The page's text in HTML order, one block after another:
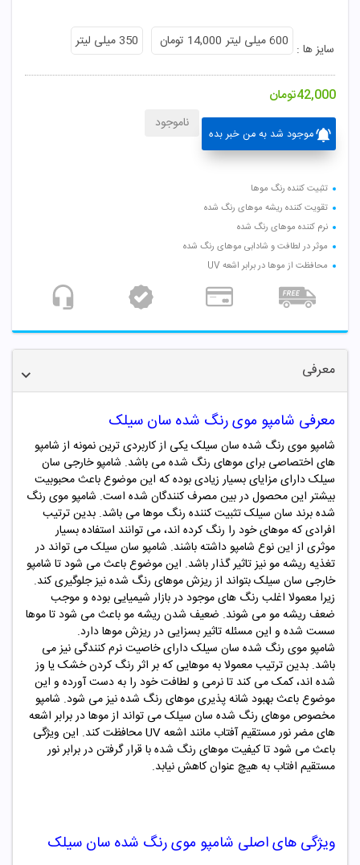
سایز ها : 600 میلی لیتر 14,000 تومان 350 میلی لیتر
42,000تومان
موجود شد به من خبر بده
ناموجود
تثبیت کننده رنگ موها
تقویت کننده ریشه موهای رنگ شده
نرم کننده موهای رنگ شده
موثر در لطافت و شادابی موهای رنگ شده
محافظت از موها در برابر اشعه UV
معرفی
معرفی شامپو موی رنگ شده سان سیلک
شامپو موی رنگ شده سان سیلک یکی از کاربردی ترین نمونه از شامپو
های اختصاصی برای موهای رنگ شده می باشد. شامپو خارجی سان
سیلک دارای مزایای بسیار زیادی بوده که این موضوع باعث محبوبیت
بیشتر این محصول در بین مصرف کنندگان شده است. شامپو موی رنگ
شده برند سان سیلک تثبیت کننده رنگ موها می باشد. بدین ترتیب
افرادی که موهای خود را رنگ کرده اند، می توانند استفاده بسیار
موثری از این نوع شامپو داشته باشند. شامپو سان سیلک می تواند در
تغذیه ریشه مو نیز تاثیر گذار باشد. این موضوع باعث می شود تا شامپو
خارجی سان سیلک بتواند از ریزش موهای رنگ شده نیز جلوگیری کند.
زیرا معمولا اغلب رنگ های موجود در بازار شیمیایی بوده و موجب
ضعف ریشه مو می شوند. ضعیف شدن ریشه مو باعث می شود تا موها
سست شده و این مسئله تاثیر بسزایی در ریزش موها دارد.
شامپو موی رنگ شده سان سیلک دارای خاصیت نرم کنندگی نیز می
باشد. بدین ترتیب معمولا به موهایی که بر اثر رنگ کردن خشک یا وز
شده اند، کمک می کند تا نرمی و لطافت خود را به دست آورده و این
موضوع باعث بهبود شانه پذیری موهای رنگ شده نیز می شود. شامپو
مخصوص موهای رنگ شده سان سیلک می تواند از موها در برابر اشعه
های مضر نور مستقیم آفتاب مانند اشعه UV محافظت کند. این ویژگی
باعث می شود تا کیفیت موهای رنگ شده با قرار گرفتن در برابر نور
مستقیم افتاب به هیچ عنوان کاهش نیابد.
ویژگی های اصلی شامپو موی رنگ شده سان سیلک